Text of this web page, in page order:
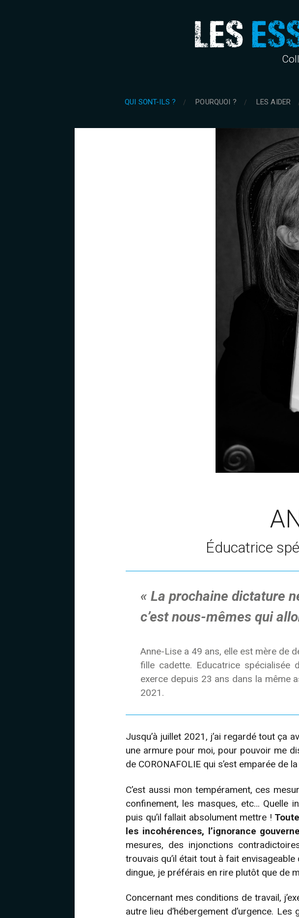
QUI SONT-ILS ? POURQUOI ? LES AIDER
Éducatrice
« La prochaine dictature
c’est nous-mêmes qui
Anne-Lise a 49 ans, elle est mère de
fille cadette. Educatrice
exerce depuis 23 ans dans la même
2021.
Jusqu’à juillet 2021, j’ai regardé tout ça
une armure pour moi, pour pouvoir me
de CORONAFOLIE qui s’est emparée de
C’est aussi mon tempérament, ces
confinement, les masques, etc… Quelle
puis qu’il fallait absolument mettre !
les incohérences, l’ignorance
mesures, des injonctions
trouvais qu’il était tout à fait
dingue, je préférais en rire plutôt que de
Concernant mes conditions de travail,
autre lieu d’hébergement d’urgence.